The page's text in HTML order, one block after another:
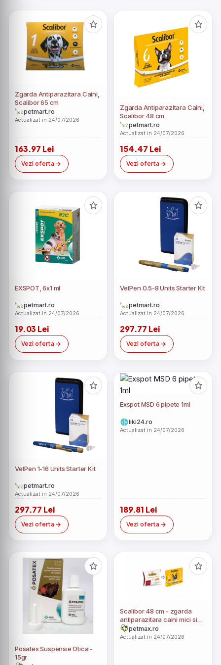
Zgarda Antiparazitara Caini,
Scalibor 65 cm
petmart.ro
Actualizat in 24/07/2026
163.97 Lei
Vezi oferta
Zgarda Antiparazitara Caini,
Scalibor 48 cm
petmart.ro
Actualizat in 24/07/2026
154.47 Lei
Vezi oferta
EXSPOT, 6x1 ml
petmart.ro
Actualizat in 24/07/2026
19.03 Lei
Vezi oferta
VetPen 0.5-8 Units Starter Kit
petmart.ro
Actualizat in 24/07/2026
297.77 Lei
Vezi oferta
VetPen 1-16 Units Starter Kit
petmart.ro
Actualizat in 24/07/2026
297.77 Lei
Vezi oferta
Exspot MSD 6 pipete 1ml
liki24.ro
Actualizat in 24/07/2026
189.81 Lei
Vezi oferta
Posatex Suspensie Otica -
15gr
Scalibor 48 cm - zgarda
antiparazitara caini mici si
mijlocii
petmax.ro
Actualizat in 24/07/2026